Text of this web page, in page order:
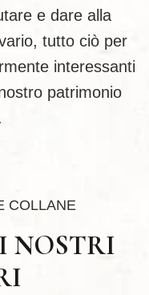
e dare alla
tutto ciò per
interessanti
patrimonio
COLLANE
NOSTRI